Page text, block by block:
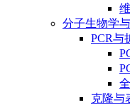
分子生物学
PCR与
克隆与